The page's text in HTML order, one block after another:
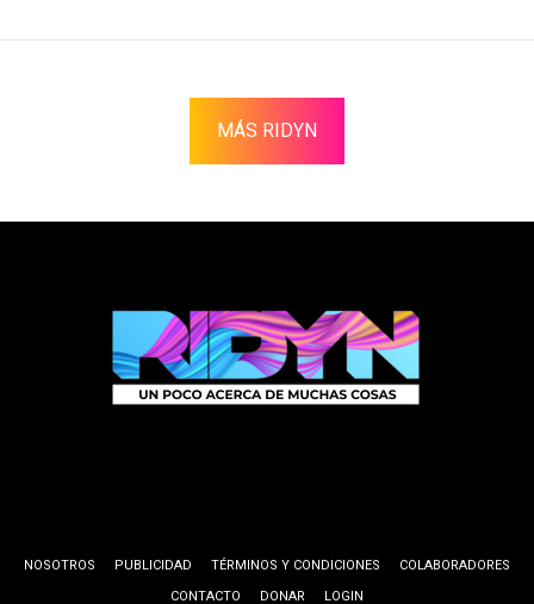
MÁS RIDYN
NOSOTROS PUBLICIDAD TÉRMINOS Y CONDICIONES
COLABORADORES
CONTACTO
DONAR LOGIN